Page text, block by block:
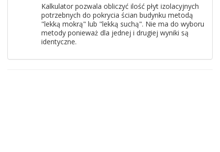
Kalkulator pozwala obliczyć ilość płyt izolacyjnych
potrzebnych do pokrycia ścian budynku metodą
"lekką mokrą" lub "lekką suchą". Nie ma do wyboru
metody ponieważ dla jednej i drugiej wyniki są
identyczne.